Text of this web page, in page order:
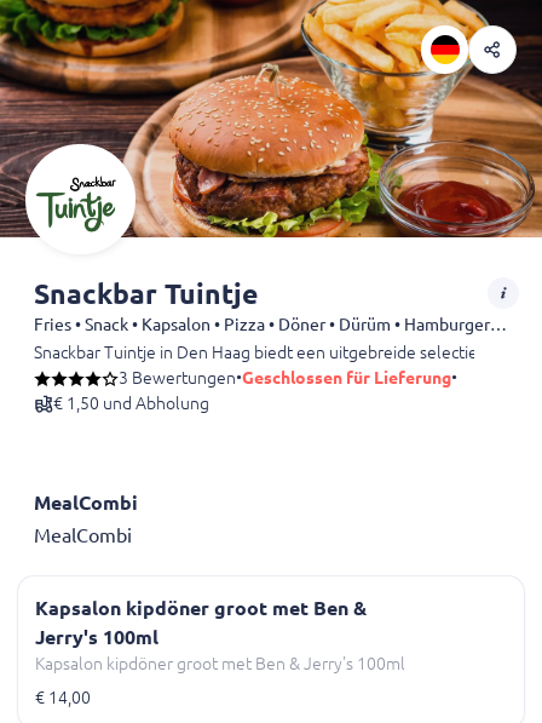
Snackbar Tuintje
Fries • Snack • Kapsalon • Pizza • Döner • Dürüm • Hamburgers • Shoarma
Snackbar Tuintje in Den Haag biedt een uitgebreide selectie aan
3 Bewertungen•Geschlossen für Lieferung•
€ 1,50 und Abholung
MealCombi
MealCombi
Kapsalon kipdöner groot met Ben &
Jerry's 100ml
Kapsalon kipdöner groot met Ben & Jerry's 100ml
€ 14,00